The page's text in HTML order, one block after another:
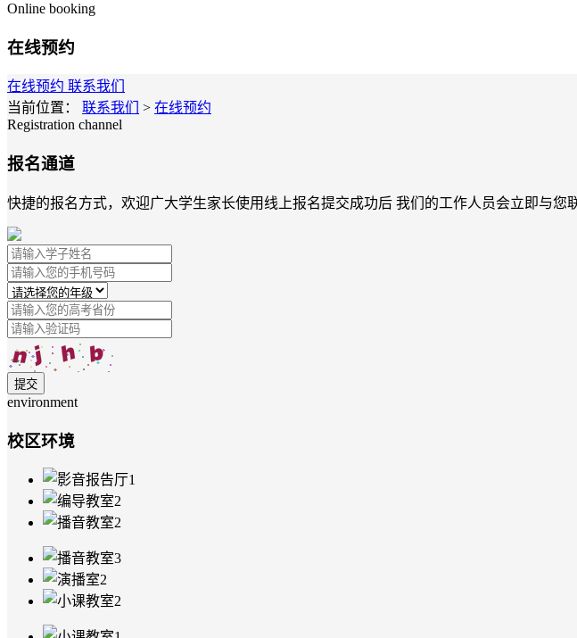
Online booking
在线预约
在线预约 联系我们
当前位置： 联系我们 > 在线预约
Registration channel
报名通道
快捷的报名方式，欢迎广大学生家长使用线上报名提交成功后 我们的工作人员会立即与您
提交
environment
校区环境